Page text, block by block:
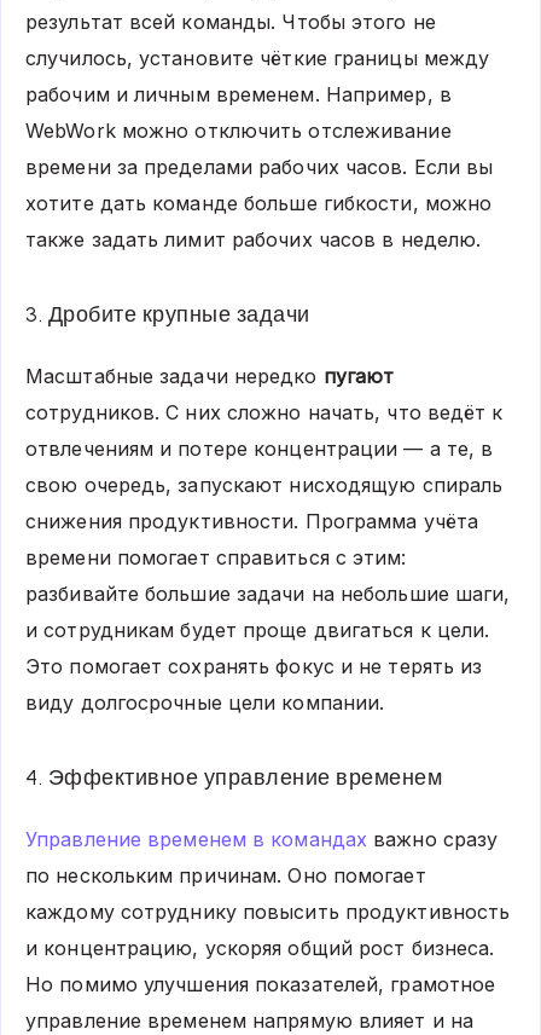
результат всей команды. Чтобы этого не
случилось, установите чёткие границы между
рабочим и личным временем. Например, в
WebWork можно отключить отслеживание
времени за пределами рабочих часов. Если вы
хотите дать команде больше гибкости, можно
также задать лимит рабочих часов в неделю.
3. Дробите крупные задачи
Масштабные задачи нередко пугают
сотрудников. С них сложно начать, что ведёт к
отвлечениям и потере концентрации — а те, в
свою очередь, запускают нисходящую спираль
снижения продуктивности. Программа учёта
времени помогает справиться с этим:
разбивайте большие задачи на небольшие шаги,
и сотрудникам будет проще двигаться к цели.
Это помогает сохранять фокус и не терять из
виду долгосрочные цели компании.
4. Эффективное управление временем
Управление временем в командах важно сразу
по нескольким причинам. Оно помогает
каждому сотруднику повысить продуктивность
и концентрацию, ускоряя общий рост бизнеса.
Но помимо улучшения показателей, грамотное
управление временем напрямую влияет и на